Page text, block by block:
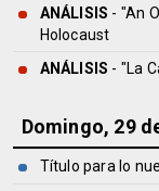
ANÁLISIS - "An
Holocaust
ANÁLISIS - "La
Domingo, 29
Título para lo